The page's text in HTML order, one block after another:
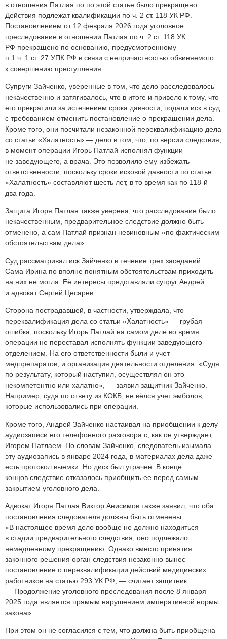
в отношения Патлая по по этой статье было прекращено.
Действия подлежат квалификации по ч. 2 ст. 118 УК РФ.
Постановлением от 12 февраля 2026 года уголовное
преследование в отношении Патлая по ч. 2 ст. 118 УК
РФ прекращено по основанию, предусмотренному
п 1 ч. 1 ст. 27 УПК РФ в связи с непричастностью обвиняемого
к совершению преступления.
Супруги Зайченко, уверенные в том, что дело расследовалось
некачественно и затягивалось, что в итоге и привело к тому, что
его прекратили за истечением срока давности, подали иск в суд
с требованием отменить постановление о прекращении дела.
Кроме того, они посчитали незаконной переквалификацию дела
со статьи «Халатность» — дело в том, что, по версии следствия,
в момент операции Игорь Патлай исполнял функции
не заведующего, а врача. Это позволило ему избежать
ответственности, поскольку сроки исковой давности по статье
«Халатность» составляют шесть лет, в то время как по 118-й —
два года.
Защита Игоря Патлая также уверена, что расследование было
некачественным, предварительное следствие должно быть
отменено, а сам Патлай признан невиновным «по фактическим
обстоятельствам дела».
Суд рассматривал иск Зайченко в течение трех заседаний.
Сама Ирина по вполне понятным обстоятельствам приходить
на них не могла. Её интересы представляли супруг Андрей
и адвокат Сергей Цесарев.
Сторона пострадавшей, в частности, утверждала, что
переквалификация дела со статьи «Халатность» — грубая
ошибка, поскольку Игорь Патлай на самом деле во время
операции не переставал исполнять функции заведующего
отделением. На его ответственности были и учет
медпрепаратов, и организация деятельности отделения. «Судя
по результату, который наступил, осуществлял он это
некомпетентно или халатно», — заявил защитник Зайченко.
Например, судя по ответу из КОКБ, не вёлся учет эмболов,
которые использовались при операции.
Кроме того, Андрей Зайченко настаивал на приобщении к делу
аудиозаписи его телефонного разговора с, как он утверждает,
Игорем Патлаем. По словам Зайченко, следователь изымала
эту аудиозапись в январе 2024 года, в материалах дела даже
есть протокол выемки. Но диск был утрачен. В конце
концов следствие отказалось приобщить ее перед самым
закрытием уголовного дела.
Адвокат Игоря Патлая Виктор Анисимов также заявил, что оба
постановления следователя должны быть отменены.
«В настоящее время дело вообще не должно находиться
в стадии предварительного следствия, оно подлежало
немедленному прекращению. Однако вместо принятия
законного решения орган следствия незаконно вынес
постановление о переквалификации действий медицинских
работников на статью 293 УК РФ, — считает защитник.
— Продолжение уголовного преследования после 8 января
2025 года является прямым нарушением императивной нормы
закона».
При этом он не согласился с тем, что должна быть приобщена